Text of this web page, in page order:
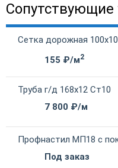
Сопутствующие
Сетка дорожная
155 ₽/м2
Труба г/д 168х12 Ст10
7 800 ₽/м
Профнастил МП18 с
Под заказ